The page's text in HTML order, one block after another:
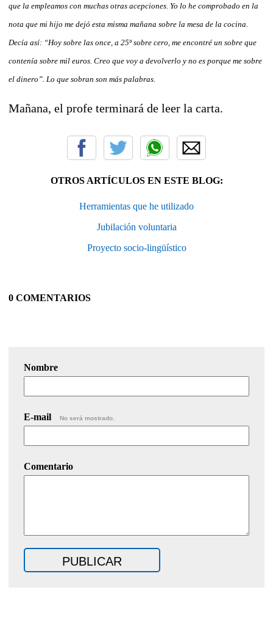
que la empleamos con muchas otras acepciones. Yo lo he comprobado en la
nota que mi hijo me dejó esta misma mañana sobre la mesa de la cocina.
Decía así: “Hoy sobre las once, a 25º sobre cero, me encontré un sobre que
contenía sobre mil euros. Creo que voy a devolverlo y no es porque me sobre
el dinero”. Lo que sobran son más palabras.
Mañana, el profe terminará de leer la carta.
OTROS ARTÍCULOS EN ESTE BLOG:
Herramientas que he utilizado
Jubilación voluntaria
Proyecto socio-lingüístico
0 COMENTARIOS
Nombre
E-mail No será mostrado.
Comentario